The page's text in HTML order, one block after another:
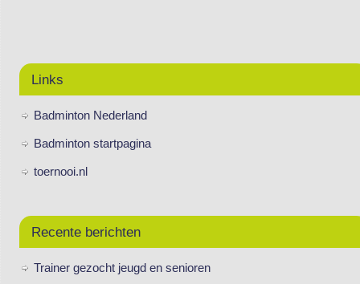
Links
Badminton Nederland
Badminton startpagina
toernooi.nl
Recente berichten
Trainer gezocht jeugd en senioren